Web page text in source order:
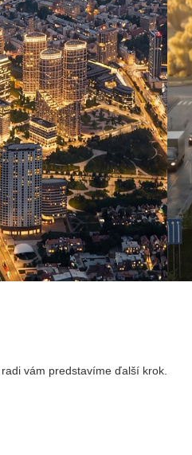
vám predstavíme ďalší krok.